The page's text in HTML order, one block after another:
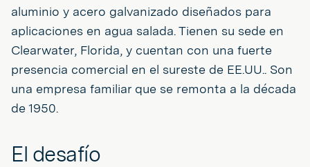
aluminio y acero galvanizado diseñados para
aplicaciones en agua salada. Tienen su sede en
Clearwater, Florida, y cuentan con una fuerte
presencia comercial en el sureste de EE.UU.. Son
una empresa familiar que se remonta a la década
de 1950.
El desafío